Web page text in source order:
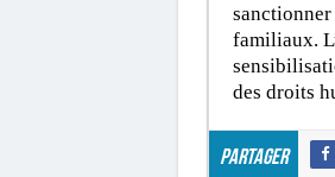
sanctionner
familiaux.
des droits
Partager